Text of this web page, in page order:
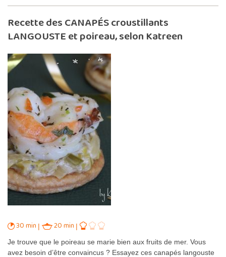
Recette des CANAPÉS croustillants
LANGOUSTE et poireau, selon Katreen
30 min 20 min
Je trouve que le poireau se marie bien aux fruits de mer. Vous
avez besoin d’être convaincus ? Essayez ces canapés langouste